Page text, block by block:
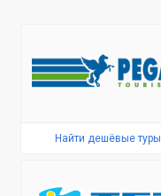
Найти дешёвые туры